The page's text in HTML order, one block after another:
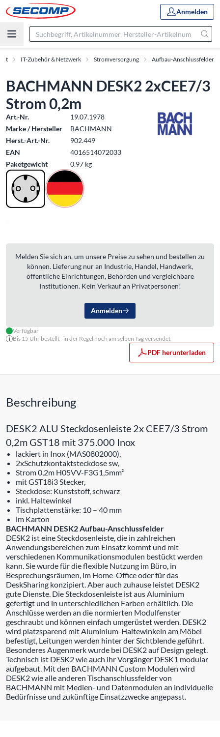
Anmelden
IT-Zubehör & Netzwerk Stromversorgung Aufbau-Anschlussfelder
BACHMANN DESK2 2xCEE7/3
Strom 0,2m
Art.-Nr.
19.07.1978
Marke / Hersteller
BACHMANN
Herst.-Art.-Nr.
902.449
EAN
4016514072033
Paketgewicht
0.97 kg
Melden Sie sich an, um unsere Preise zu sehen und bestellen zu
können. Lieferung nur an Industrie, Handel, Handwerk,
öffentliche Einrichtungen, Behörden und vergleichbare
Institutionen. Kein Verkauf an Privatpersonen!
Anmelden
Verfügbar
Bis 15 Uhr bestellt - in der Regel noch am selben Tag versendet
PDF herunterladen
Beschreibung
DESK2 ALU Steckdosenleiste 2x CEE7/3 Strom
0,2m GST18 mit 375.000 Inox
lackiert in Inox (MAS0802000),
2xSchutzkontaktsteckdose sw,
Strom 0,2m H05VV-F3G1,5mm²
mit GST18i3 Stecker,
Steckdose: Kunststoff, schwarz
inkl. Haltewinkel
Tischplattenstärke: 10 – 40 mm
im Karton
BACHMANN DESK2 Aufbau-Anschlussfelder
DESK2 ist eine Steckdosenleiste, die in zahlreichen
Anwendungsbereichen zum Einsatz kommt und mit
verschiedenen Kommunikationsmodulen bestückt werden
kann. Sie wurde für die flexible Nutzung im Büro, in
Besprechungsräumen, im Home-Office oder für das
DeskSharing konzipiert. Aber auch zuhause leistet DESK2
gute Dienste. Die Steckdosenleiste ist aus Aluminium
gefertigt und in unterschiedlichen Farben erhältlich. Die
Anschlüsse werden an die normierten Modulfenster
geschraubt und können einfach umgerüstet werden. DESK2
wird platzsparend mit Aluminium-Haltewinkeln am Möbel
befestigt, Leitungen werden hinter der Sichtblende geführt.
Besonderes Augenmerk wurde bei DESK2 auf Design gelegt.
Technisch ist DESK2 wie auch ihr Vorgänger DESK1 modular
aufgebaut. Mit den BACHMANN Custom Modulen wird
DESK2 wie alle anderen Tischanschlussfelder von
BACHMANN mit Medien- und Datenmodulen an individuelle
Bedürfnisse und zukünftige Einsatzzwecke angepasst.